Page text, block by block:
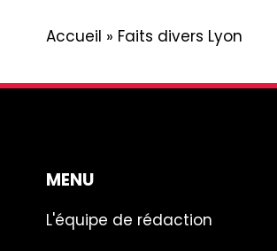
Accueil » Faits divers Lyon
MENU
L'équipe de rédaction